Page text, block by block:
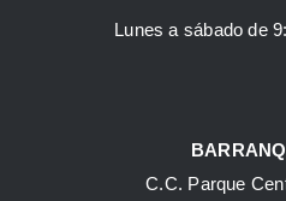
Lunes a sábado de
C.C. Parque